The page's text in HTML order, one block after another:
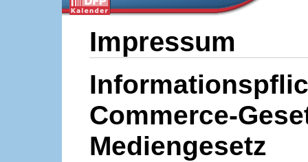
Impressum
Commerce-
Mediengesetz